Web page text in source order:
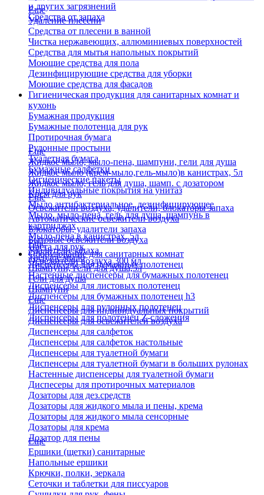
и других загрязнений
Средства от запаха
Еще
Удаление плесени
Средства от плесени в ванной
Чистка нержавеющих, аллюминиевых поверхностей
Средства для мытья напольных покрытий
Моющие средства для пола
Дезинфицирующие средства для уборки
Моющие средства для фасадов
Гигиеническая продукция для санитарных комнат и
кухонь
Бумажная продукция
Бумажные полотенца для рук
Протирочная бумага
Рулонные простыни
Туалетная бумага
Бумажные салфетки
Гигиенические пакеты
Индивидуальные покрытия на унитаз
Еще
Жидкое мыло, мыло-пена, шампуни, гели для душа
Жидкое мыло (крем-мыло,гель-мыло)в канистрах, 5л
Жидкое мыло, гель для душа, шамп. с дозатором
Крем для рук
Мыло антибактериальное, дезинфицирующее
Мыло, мыло-пена, гель для душа, шампунь в
картриджах
Мыло-пена в канистрах, 5л
Паста для рук
Твердое мыло
Шампуни, гели для душа,5л
Гели для душа
Шампуни
Еще
Освежители воздуха, удалители, блокаторы запаха
Автоматические освежители воздуха
Блокаторы, удалители запаха
Бытовые освежители воздуха
Удалители запаха
Освежители воздуха 300 мл
Еще
Оборудование для санитарных комнат
Диспенсеры для бумажных полотенец
Настенные диспенсеры для бумажных полотенец
Диспенсеры для листовых полотенец
Диспенсеры для бумажных полотенец h3
Диспенсеры для рулонных полотенец
Диспенсеры для полотенец Z-сложения
Еще
Диспенсеры для индивидуальных покрытий
Диспенсеры для освежителей воздуха
Диспенсеры для салфеток
Диспенсеры для салфеток настольные
Диспенсеры для туалетной бумаги
Диспенсеры для туалетной бумаги в больших рулонах
Настенные диспенсеры для туалетной бумаги
Диспесеры для протирочных материалов
Дозаторы для дез.средств
Дозаторы для жидкого мыла и пены, крема
Дозаторы для жидкого мыла сенсорные
Дозаторы для крема
Дозатор для пены
Еще
Ершики (щетки) санитарные
Напольные ершики
Крючки, полки, зеркала
Сеточки и таблетки для писсуаров